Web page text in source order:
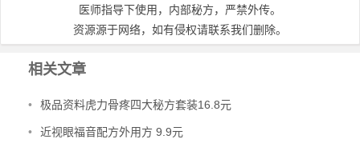
医师指导下使用，内部秘方，严禁外传。
资源源于网络，如有侵权请联系我们删除。
相关文章
• 极品资料虎力骨疼四大秘方套装16.8元
• 近视眼福音配方外用方 9.9元